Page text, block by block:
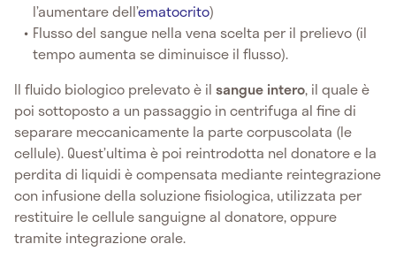
l’aumentare dell’ematocrito)
Flusso del sangue nella vena scelta per il prelievo (il
tempo aumenta se diminuisce il flusso).
Il fluido biologico prelevato è il sangue intero, il quale è
poi sottoposto a un passaggio in centrifuga al fine di
separare meccanicamente la parte corpuscolata (le
cellule). Quest’ultima è poi reintrodotta nel donatore e la
perdita di liquidi è compensata mediante reintegrazione
con infusione della soluzione fisiologica, utilizzata per
restituire le cellule sanguigne al donatore, oppure
tramite integrazione orale.